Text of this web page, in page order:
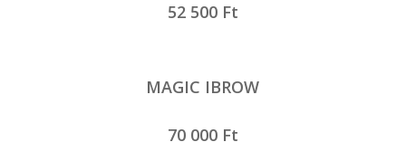
52 500 Ft
MAGIC IBROW
70 000 Ft